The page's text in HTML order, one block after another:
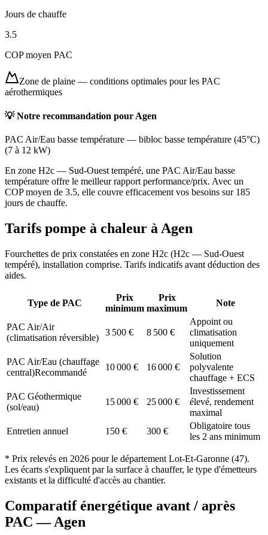
Jours de chauffe
3.5
COP moyen PAC
Zone de plaine — conditions optimales pour les PAC
aérothermiques
💡 Notre recommandation pour Agen
PAC Air/Eau basse température — bibloc basse température (45°C)
(7 à 12 kW)
En zone H2c — Sud-Ouest tempéré, une PAC Air/Eau basse
température offre le meilleur rapport performance/prix. Avec un
COP moyen de 3.5, elle couvre efficacement vos besoins sur 185
jours de chauffe.
Tarifs pompe à chaleur à Agen
Fourchettes de prix constatées en zone H2c (H2c — Sud-Ouest
tempéré), installation comprise. Tarifs indicatifs avant déduction des
aides.
Type de PAC
Prix
minimum
Prix
maximum
Note
PAC Air/Air
(climatisation réversible)
3 500 € 8 500 €
Appoint ou
climatisation
uniquement
PAC Air/Eau (chauffage
central)Recommandé
10 000 € 16 000 €
Solution
polyvalente
chauffage + ECS
PAC Géothermique
(sol/eau)
15 000 € 25 000 €
Investissement
élevé, rendement
maximal
Entretien annuel
150 € 300 €
Obligatoire tous
les 2 ans minimum
* Prix relevés en 2026 pour le département Lot-Et-Garonne (47).
Les écarts s'expliquent par la surface à chauffer, le type d'émetteurs
existants et la difficulté d'accès au chantier.
Comparatif énergétique avant / après
PAC —Agen